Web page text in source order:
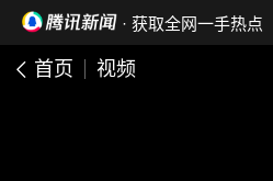
· 获取全网一手热点
首页 视频